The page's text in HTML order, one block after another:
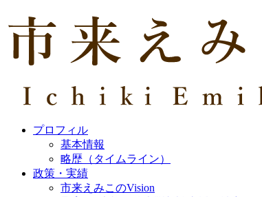
プロフィル
基本情報
略歴（タイムライン）
政策・実績
市来えみこのVision